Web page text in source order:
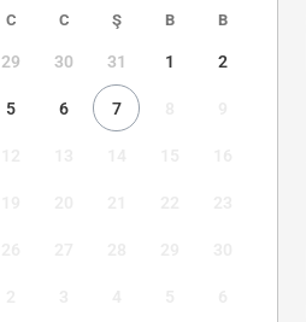
C C Ş B B
29 30 31 1 2
5 6 7